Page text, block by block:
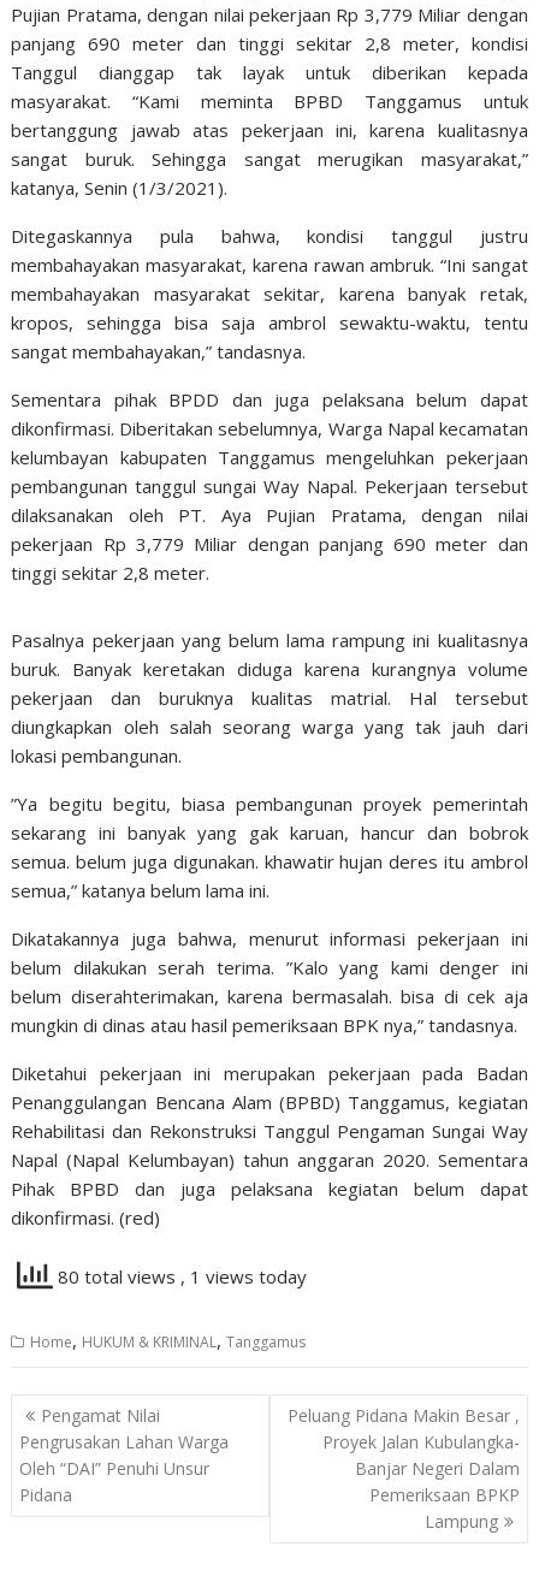
Pujian Pratama, dengan nilai pekerjaan Rp 3,779 Miliar dengan
panjang 690 meter dan tinggi sekitar 2,8 meter, kondisi
Tanggul dianggap tak layak untuk diberikan kepada
masyarakat. “Kami meminta BPBD Tanggamus untuk
bertanggung jawab atas pekerjaan ini, karena kualitasnya
sangat buruk. Sehingga sangat merugikan masyarakat,”
katanya, Senin (1/3/2021).
Ditegaskannya pula bahwa, kondisi tanggul justru
membahayakan masyarakat, karena rawan ambruk. “Ini sangat
membahayakan masyarakat sekitar, karena banyak retak,
kropos, sehingga bisa saja ambrol sewaktu-waktu, tentu
sangat membahayakan,” tandasnya.
Sementara pihak BPDD dan juga pelaksana belum dapat
dikonfirmasi. Diberitakan sebelumnya, Warga Napal kecamatan
kelumbayan kabupaten Tanggamus mengeluhkan pekerjaan
pembangunan tanggul sungai Way Napal. Pekerjaan tersebut
dilaksanakan oleh PT. Aya Pujian Pratama, dengan nilai
pekerjaan Rp 3,779 Miliar dengan panjang 690 meter dan
tinggi sekitar 2,8 meter.
Pasalnya pekerjaan yang belum lama rampung ini kualitasnya
buruk. Banyak keretakan diduga karena kurangnya volume
pekerjaan dan buruknya kualitas matrial. Hal tersebut
diungkapkan oleh salah seorang warga yang tak jauh dari
lokasi pembangunan.
”Ya begitu begitu, biasa pembangunan proyek pemerintah
sekarang ini banyak yang gak karuan, hancur dan bobrok
semua. belum juga digunakan. khawatir hujan deres itu ambrol
semua,” katanya belum lama ini.
Dikatakannya juga bahwa, menurut informasi pekerjaan ini
belum dilakukan serah terima. ”Kalo yang kami denger ini
belum diserahterimakan, karena bermasalah. bisa di cek aja
mungkin di dinas atau hasil pemeriksaan BPK nya,” tandasnya.
Diketahui pekerjaan ini merupakan pekerjaan pada Badan
Penanggulangan Bencana Alam (BPBD) Tanggamus, kegiatan
Rehabilitasi dan Rekonstruksi Tanggul Pengaman Sungai Way
Napal (Napal Kelumbayan) tahun anggaran 2020. Sementara
Pihak BPBD dan juga pelaksana kegiatan belum dapat
dikonfirmasi. (red)
80 total views , 1 views today
Home, HUKUM & KRIMINAL,Tanggamus
Navigasi
pos
Pengamat Nilai
Pengrusakan Lahan Warga
Oleh “DAI” Penuhi Unsur
Pidana
Peluang Pidana Makin Besar ,
Proyek Jalan Kubulangka-
Banjar Negeri Dalam
Pemeriksaan BPKP
Lampung